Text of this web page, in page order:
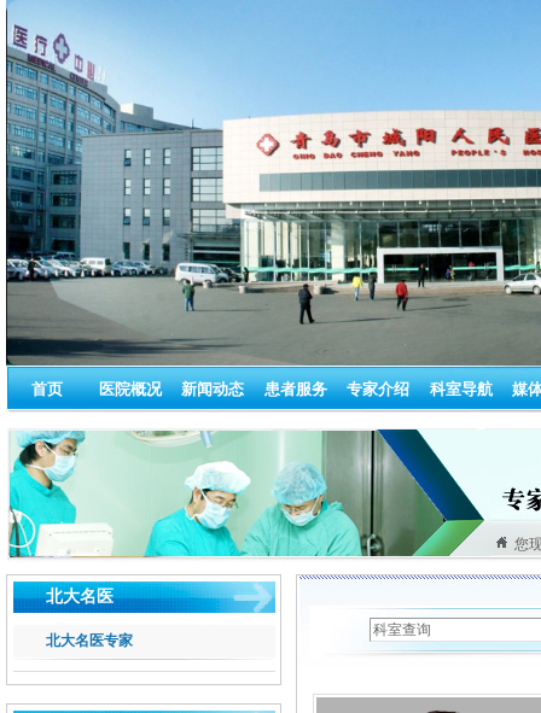
首页 医院概况 新闻动态 患者服务 专家介绍 科室导航 媒
您
北大名医
北大名医专家